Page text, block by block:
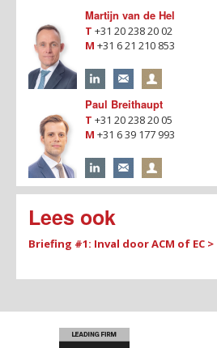
Martijn van de Hel
T +31 20 238 20 02
M +31 6 21 210 853
Paul Breithaupt
T +31 20 238 20 05
M +31 6 39 177 993
Lees ook
Briefing #1: Inval door ACM of EC >